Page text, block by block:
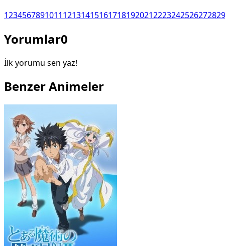
1234567891011121314151617181920212223242526272829
Yorumlar0
İlk yorumu sen yaz!
Benzer Animeler